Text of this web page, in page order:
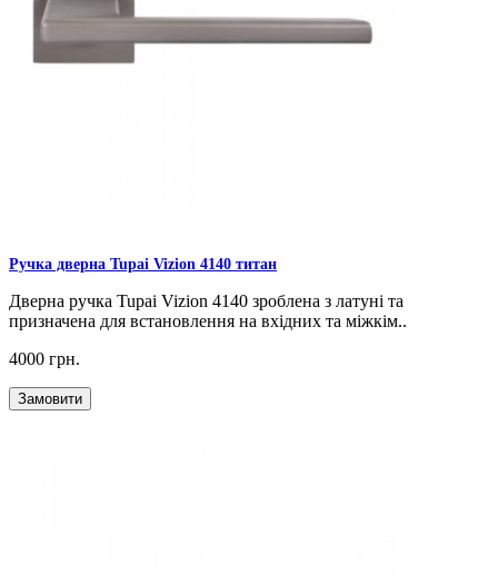
Ручка дверна Tupai Vizion 4140 титан
Дверна ручка Tupai Vizion 4140 зроблена з латуні та
призначена для встановлення на вхідних та міжкім..
4000 грн.
Замовити